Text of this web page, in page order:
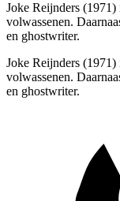
Joke Reijnders
volwassenen.
en ghostwriter.
Joke Reijnders
volwassenen.
en ghostwriter.